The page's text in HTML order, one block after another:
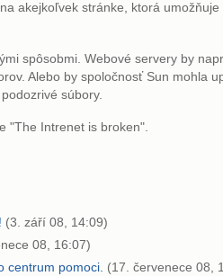
akejkoľvek stránke, ktorá umožňuje
spôsobmi. Webové servery by
Alebo by spoločnosť Sun mohla
súbory.
"The Intrenet is broken".
(3. září 08, 14:09)
08, 16:07)
centrum pomoci. (17. červenece 08,